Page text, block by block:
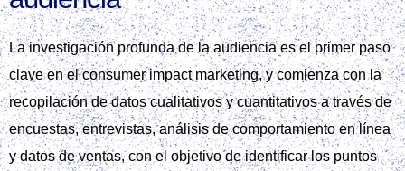
La investigación profunda de la audiencia es el primer paso
clave en el consumer impact marketing, y comienza con la
recopilación de datos cualitativos y cuantitativos a través de
encuestas, entrevistas, análisis de comportamiento en línea
y datos de ventas, con el objetivo de identificar los puntos